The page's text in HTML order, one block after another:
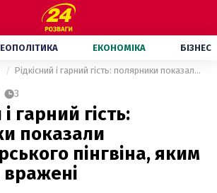
ЕКОНОМІКА БІЗНЕС
Рідкісний і гарний гість: полярники показали імператорського пінгвіна, яким самі були вражені
3
гарний гість:
показали
пінгвіна, яким
вражені